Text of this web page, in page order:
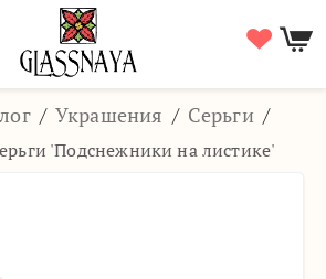
/ Украшения / Серьги /
'Подснежники на листике'